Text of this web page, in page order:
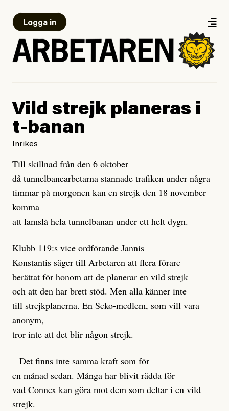
Logga in
Vild strejk planeras i
t-banan
Inrikes
Till skillnad från den 6 oktober
då tunnelbanearbetarna stannade trafiken under några
timmar på morgonen kan en strejk den 18 november
komma
att lamslå hela tunnelbanan under ett helt dygn.
Klubb 119:s vice ordförande Jannis
Konstantis säger till Arbetaren att flera förare
berättat för honom att de planerar en vild strejk
och att den har brett stöd. Men alla känner inte
till strejkplanerna. En Seko-medlem, som vill vara
anonym,
tror inte att det blir någon strejk.
– Det finns inte samma kraft som för
en månad sedan. Många har blivit rädda för
vad Connex kan göra mot dem som deltar i en vild
strejk.